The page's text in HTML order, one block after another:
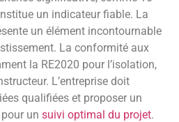
un indicateur fiable. La
un élément incontournable
La conformité aux
la RE2020 pour l’isolation,
L’entreprise doit
qualifiées et proposer un
un suivi optimal du projet.